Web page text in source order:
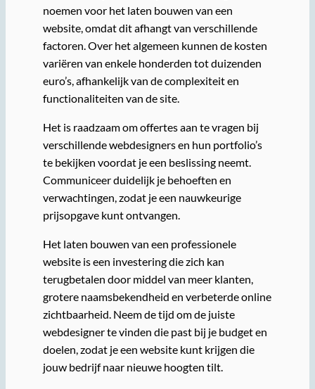
noemen voor het laten bouwen van een
website, omdat dit afhangt van verschillende
factoren. Over het algemeen kunnen de kosten
variëren van enkele honderden tot duizenden
euro’s, afhankelijk van de complexiteit en
functionaliteiten van de site.
Het is raadzaam om offertes aan te vragen bij
verschillende webdesigners en hun portfolio’s
te bekijken voordat je een beslissing neemt.
Communiceer duidelijk je behoeften en
verwachtingen, zodat je een nauwkeurige
prijsopgave kunt ontvangen.
Het laten bouwen van een professionele
website is een investering die zich kan
terugbetalen door middel van meer klanten,
grotere naamsbekendheid en verbeterde online
zichtbaarheid. Neem de tijd om de juiste
webdesigner te vinden die past bij je budget en
doelen, zodat je een website kunt krijgen die
jouw bedrijf naar nieuwe hoogten tilt.